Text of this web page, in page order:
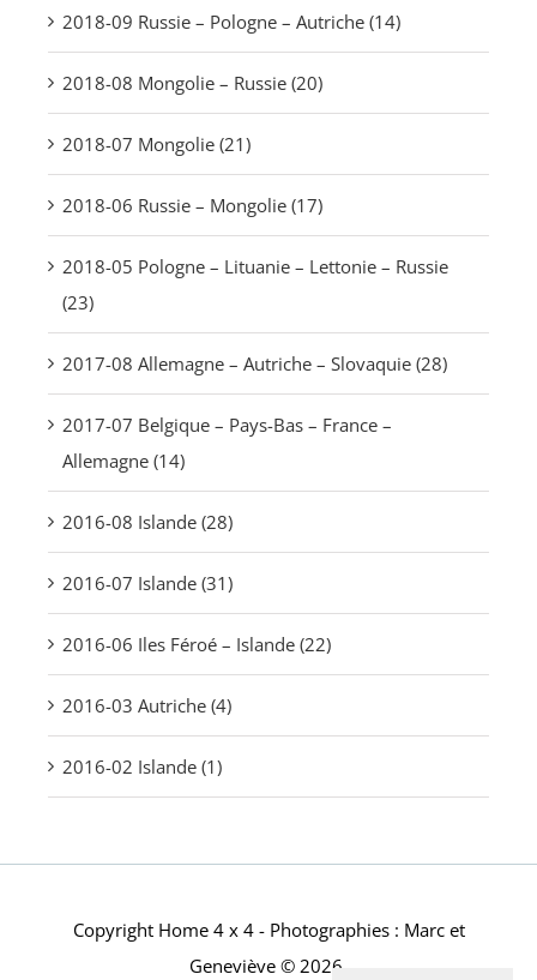
2018-09 Russie – Pologne – Autriche (14)
2018-08 Mongolie – Russie (20)
2018-07 Mongolie (21)
2018-06 Russie – Mongolie (17)
2018-05 Pologne – Lituanie – Lettonie – Russie
(23)
2017-08 Allemagne – Autriche – Slovaquie (28)
2017-07 Belgique – Pays-Bas – France –
Allemagne (14)
2016-08 Islande (28)
2016-07 Islande (31)
2016-06 Iles Féroé – Islande (22)
2016-03 Autriche (4)
2016-02 Islande (1)
Copyright Home 4 x 4 - Photographies : Marc et
Geneviève © 2026.